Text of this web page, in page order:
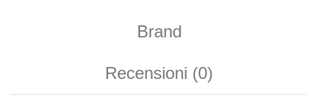
Brand
Recensioni (0)